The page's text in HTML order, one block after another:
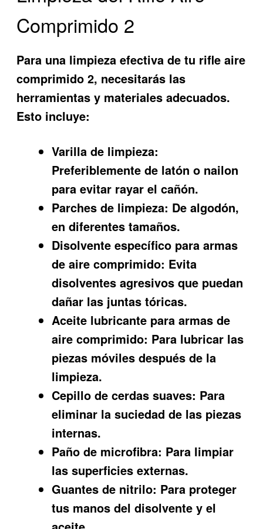
Comprimido 2
Para una limpieza efectiva de tu rifle aire
comprimido 2, necesitarás las
herramientas y materiales adecuados.
Esto incluye:
Varilla de limpieza:
Preferiblemente de latón o nailon
para evitar rayar el cañón.
Parches de limpieza: De algodón,
en diferentes tamaños.
Disolvente específico para armas
de aire comprimido: Evita
disolventes agresivos que puedan
dañar las juntas tóricas.
Aceite lubricante para armas de
aire comprimido: Para lubricar las
piezas móviles después de la
limpieza.
Cepillo de cerdas suaves: Para
eliminar la suciedad de las piezas
internas.
Paño de microfibra: Para limpiar
las superficies externas.
Guantes de nitrilo: Para proteger
tus manos del disolvente y el